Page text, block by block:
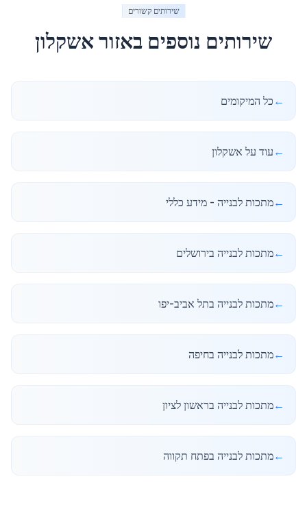
שירותים קשורים
שירותים נוספים באזוראשקלון
← כל המיקומים
← עוד על אשקלון
←מתכות לבנייה - מידע כללי
←מתכות לבנייה בירושלים
←מתכות לבנייה בתל אביב-יפו
←מתכות לבנייה בחיפה
←מתכות לבנייה בראשון לציון
←מתכות לבנייה בפתח תקווה